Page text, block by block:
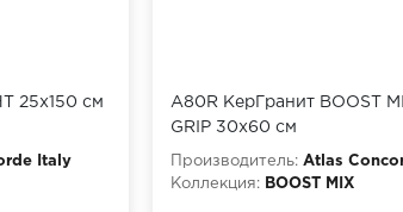
25x150 см
Italy
A80R КерГранит BOOST
GRIP 30x60 см
Производитель: Atlas
Коллекция:
BOOST MIX